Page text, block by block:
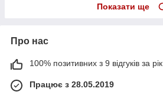
Показати ще
Про нас
100% позитивних з 9 відгуків за рік
Працює з 28.05.2019